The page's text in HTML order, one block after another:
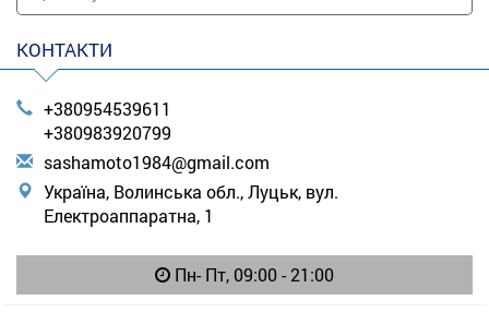
КОНТАКТИ
+380954539611
+380983920799
sashamoto1984@gmail.com
Україна, Волинська обл., Луцьк, вул.
Електроаппаратна, 1
Пн- Пт, 09:00 - 21:00